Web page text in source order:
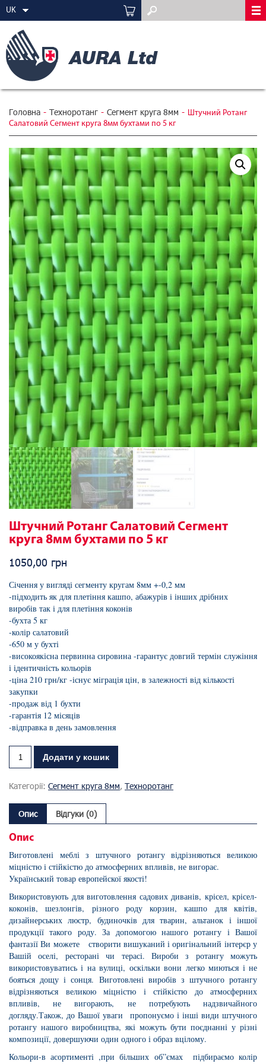
UK
Головна - Техноротанг - Сегмент круга 8мм - Штучний Ротанг
Салатовий Сегмент круга 8мм бухтами по 5 кг
Штучний Ротанг Салатовий Сегмент
круга 8мм бухтами по 5 кг
1050,00 грн
Січення у вигляді сегменту кругам 8мм +-0,2 мм
-підходить як для плетіння кашпо, абажурів і інших дрібних
виробів так і для плетіння коконів
-бухта 5 кг
-колір салатовий
-650 м у бухті
-високоякісна первинна сировина -гарантує довгий термін служіння
і ідентичність кольорів
-ціна 210 грн/кг -існує міграція цін, в залежності від кількості
закупки
-продаж від 1 бухти
-гарантія 12 місяців
-відправка в день замовлення
Додати у кошик
Категорії: Сегмент круга 8мм, Техноротанг
Опис Відгуки (0)
Опис
Виготовлені меблі з штучного ротангу відрізняються великою
міцністю і стійкістю до атмосферних впливів, не вигорає.
Український товар европейскої якості!
Використовують для виготовлення садових диванів, крісел, крісел-
коконів, шезлонгів, різного роду корзин, кашпо для квітів,
дизайнерських люстр, будиночків для тварин, альтанок і іншої
продукції такого роду. За допомогою нашого ротангу і Вашої
фантазії Ви можете створити вишуканий і оригінальний інтерєр у
Вашій оселі, ресторані чи терасі. Вироби з ротангу можуть
використовуватись і на вулиці, оскільки вони легко миються і не
бояться дощу і сонця. Виготовлені виробів з штучного ротангу
відрізняються великою міцністю і стійкістю до атмосферних
впливів, не вигорають, не потребують надзвичайного
догляду.Також, до Вашої уваги пропонуємо і інші види штучного
ротангу нашого виробництва, які можуть бути поєднанні у різні
композиції, довершуючи один одного і образ вцілому.
Кольори-в асортименті ,при більших об”ємах підбираємо колір